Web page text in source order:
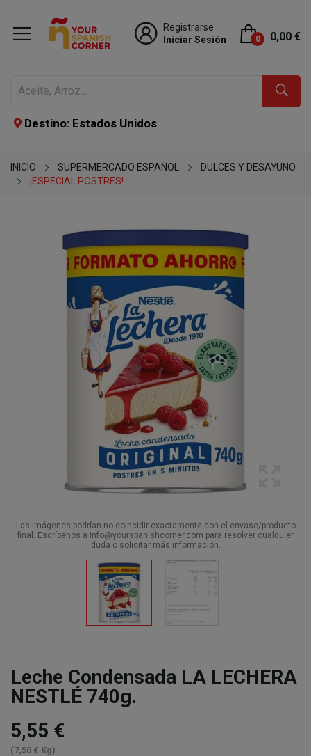
Registrarse
Iniciar Sesión
0 0,00 €
Destino: Estados Unidos
INICIO SUPERMERCADO ESPAÑOL
DULCES Y DESAYUNO
¡ESPECIAL POSTRES!
Las imágenes podrían no coincidir exactamente con el envase/producto
final. Escríbenos a info@yourspanishcorner.com para resolver cualquier
duda o solicitar más información.
Leche Condensada LA LECHERA
NESTLÉ 740g.
5,55 €
(7,50 € Kg)